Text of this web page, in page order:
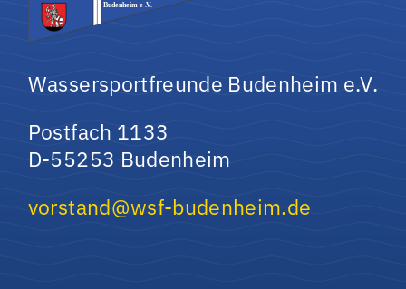
Wassersportfreunde Budenheim e.V.
Postfach 1133
D-55253 Budenheim
vorstand@wsf-budenheim.de